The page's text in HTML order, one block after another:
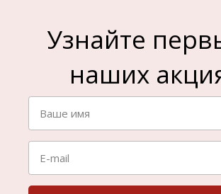
Узнайте
наших